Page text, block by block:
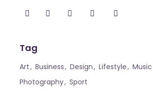
Tag
Art Business Design Lifestyle
Music
Photography
Sport